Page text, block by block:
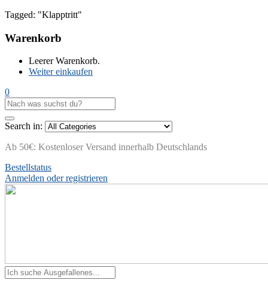
Tagged: "Klapptritt"
Warenkorb
Leerer Warenkorb.
Weiter einkaufen
0
Search in:
Ab 50€: Kostenloser Versand innerhalb Deutschlands
Bestellstatus
Anmelden oder registrieren